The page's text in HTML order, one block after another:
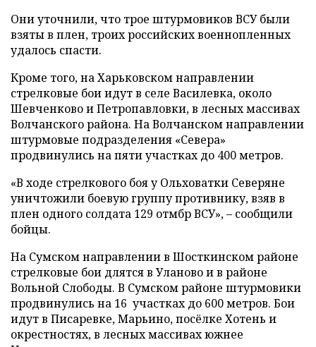
Они уточнили, что трое штурмовиков ВСУ были
взяты в плен, троих российских военнопленных
удалось спасти.
Кроме того, на Харьковском направлении
стрелковые бои идут в селе Василевка, около
Шевченково и Петропавловки, в лесных массивах
Волчанского района. На Волчанском направлении
штурмовые подразделения «Севера»
продвинулись на пяти участках до 400 метров.
«В ходе стрелкового боя у Ольховатки Северяне
уничтожили боевую группу противнику, взяв в
плен одного солдата 129 отмбр ВСУ», – сообщили
бойцы.
На Сумском направлении в Шосткинском районе
стрелковые бои длятся в Уланово и в районе
Вольной Слободы. В Сумском районе штурмовики
продвинулись на 16 участках до 600 метров. Бои
идут в Писаревке, Марьино, посёлке Хотень и
окрестностях, в лесных массивах южнее